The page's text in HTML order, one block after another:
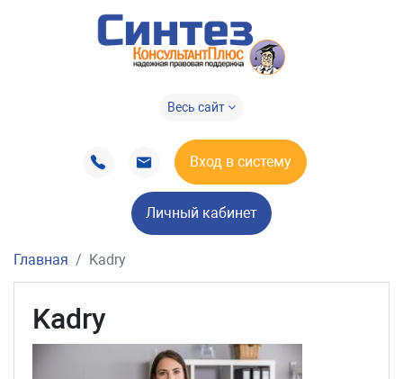
Весь сайт
Вход в систему
Личный кабинет
Главная Kadry
Kadry